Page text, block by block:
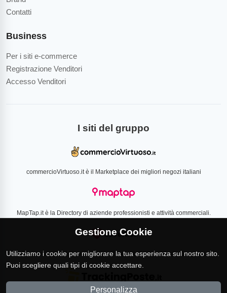
Contatti
Business
Per i siti e-commerce
Registrazione Venditori
Accesso Venditori
I siti del gruppo
commercioVirtuoso.it è il Marketplace dei migliori negozi italiani
MapTap.it è la Directory di aziende professionisti e attività commerciali.
Loverlist.com è il comparatore di prezzo CSS certificato Google
Gestione Cookie
Utilizziamo i cookie per migliorare la tua esperienza sul nostro sito.
Puoi scegliere quali tipi di cookie accettare.
Personalizza